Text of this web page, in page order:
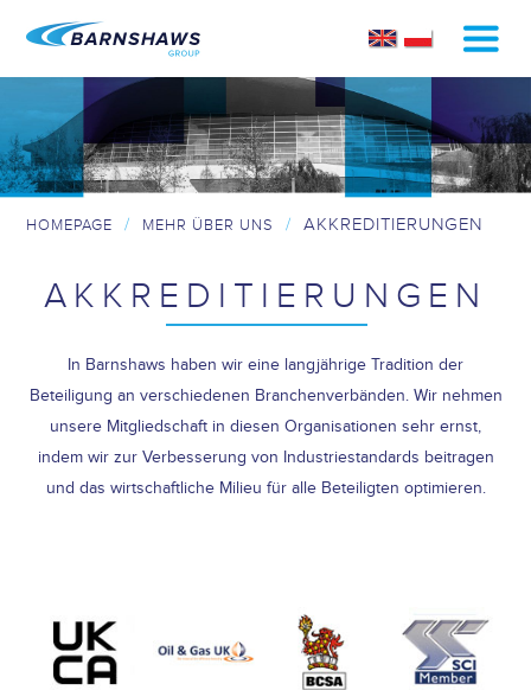
HOMEPAGE / MEHR ÜBER UNS / AKKREDITIERUNGEN
AKKREDITIERUNGEN
In Barnshaws haben wir eine langjährige Tradition der
Beteiligung an verschiedenen Branchenverbänden. Wir nehmen
unsere Mitgliedschaft in diesen Organisationen sehr ernst,
indem wir zur Verbesserung von Industriestandards beitragen
und das wirtschaftliche Milieu für alle Beteiligten optimieren.